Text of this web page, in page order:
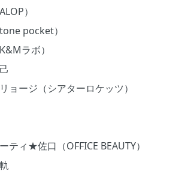
）
pocket）
ラボ）
ョージ（シアターロケッツ）
ティ★佐口（OFFICE BEAUTY）